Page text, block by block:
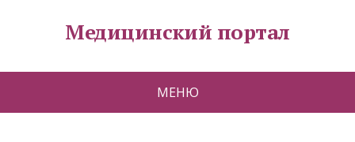
Медицинский портал
МЕНЮ